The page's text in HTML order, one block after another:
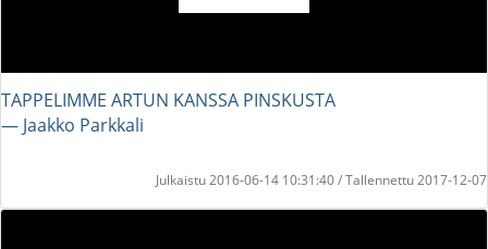
TAPPELIMME ARTUN KANSSA PINSKUSTA
― Jaakko Parkkali
Julkaistu 2016-06-14 10:31:40 / Tallennettu 2017-12-07